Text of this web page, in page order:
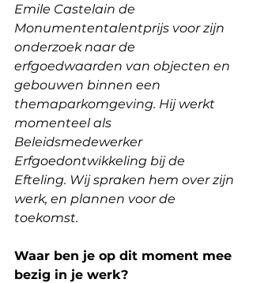
Emile Castelain de
Monumententalentprijs voor zijn
onderzoek naar de
erfgoedwaarden van objecten en
gebouwen binnen een
themaparkomgeving. Hij werkt
momenteel als
Beleidsmedewerker
Erfgoedontwikkeling bij de
Efteling. Wij spraken hem over zijn
werk, en plannen voor de
toekomst.
Waar ben je op dit moment mee
bezig in je werk?